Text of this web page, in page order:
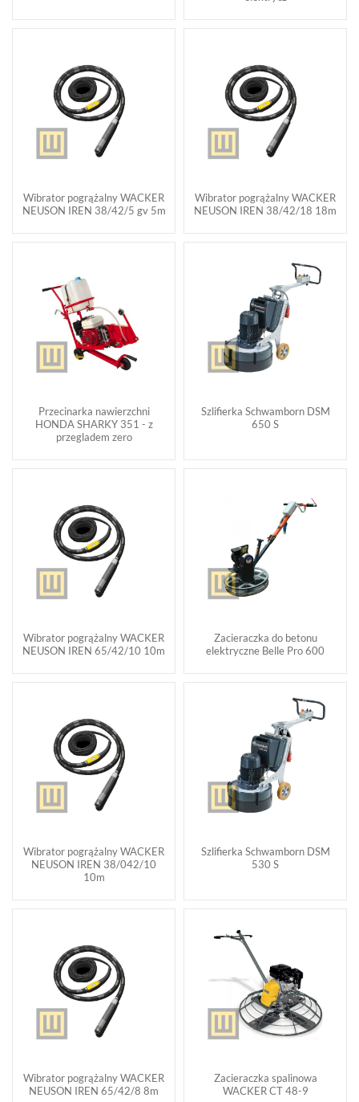
Wibrator pogrążalny WACKER
NEUSON IREN 38/42/5 gv 5m
Wibrator pogrążalny WACKER
NEUSON IREN 38/42/18 18m
Przecinarka nawierzchni
HONDA SHARKY 351 - z
przegladem zero
Szlifierka Schwamborn DSM
650 S
Wibrator pogrążalny WACKER
NEUSON IREN 65/42/10 10m
Zacieraczka do betonu
elektryczne Belle Pro 600
Wibrator pogrążalny WACKER
NEUSON IREN 38/042/10
10m
Szlifierka Schwamborn DSM
530 S
Wibrator pogrążalny WACKER
NEUSON IREN 65/42/8 8m
Zacieraczka spalinowa
WACKER CT 48-9